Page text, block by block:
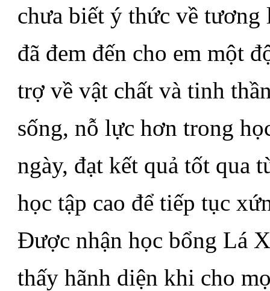
chưa biết ý thức về
đã đem đến cho em một
trợ về vật chất và tinh
sống, nỗ lực hơn trong
ngày, đạt kết quả tốt qua
học tập cao để tiếp tục
Được nhận học bổng Lá
thấy hãnh diện khi cho